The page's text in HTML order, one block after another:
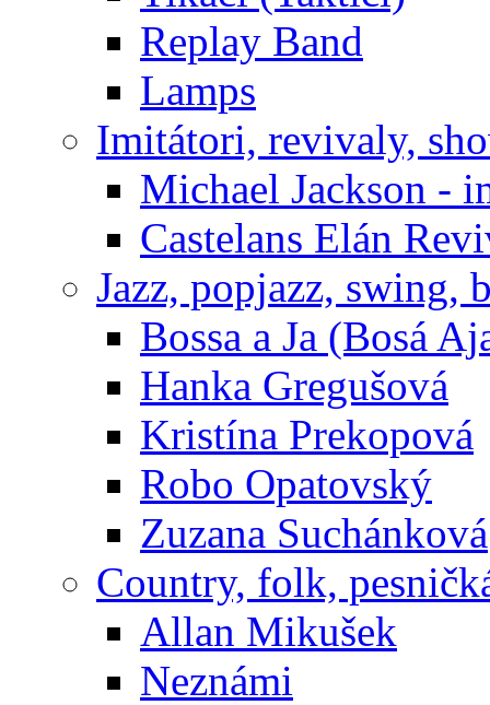
Replay Band
Lamps
Imitátori, revivaly,
Michael Jackson -
Castelans Elán
Jazz, popjazz, swing,
Bossa a Ja (Bosá
Hanka Gregušová
Kristína Prekopová
Robo Opatovský
Zuzana Suchánková
Country, folk,
Allan Mikušek
Neznámi